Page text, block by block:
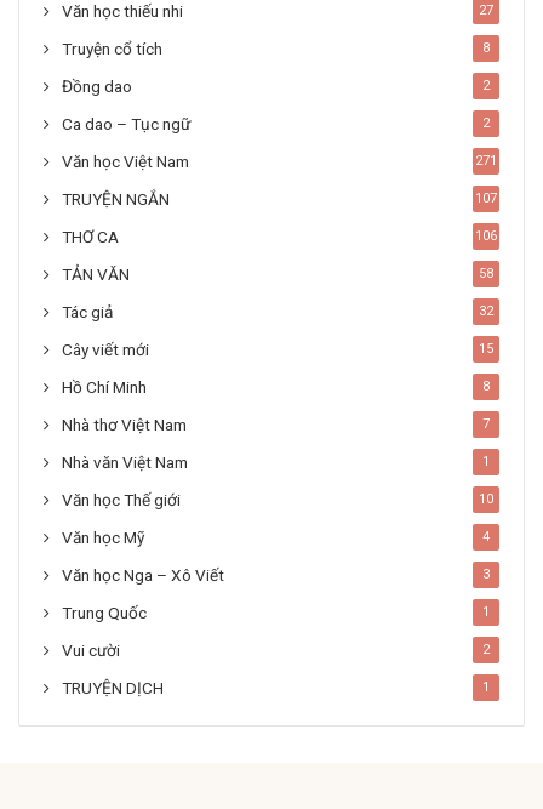
Văn học thiếu nhi 27
Truyện cổ tích 8
Đồng dao 2
Ca dao – Tục ngữ 2
Văn học Việt Nam 271
TRUYỆN NGẮN 107
THƠ CA 106
TẢN VĂN 58
Tác giả 32
Cây viết mới 15
Hồ Chí Minh 8
Nhà thơ Việt Nam 7
Nhà văn Việt Nam 1
Văn học Thế giới 10
Văn học Mỹ 4
Văn học Nga – Xô Viết 3
Trung Quốc 1
Vui cười 2
TRUYỆN DỊCH 1